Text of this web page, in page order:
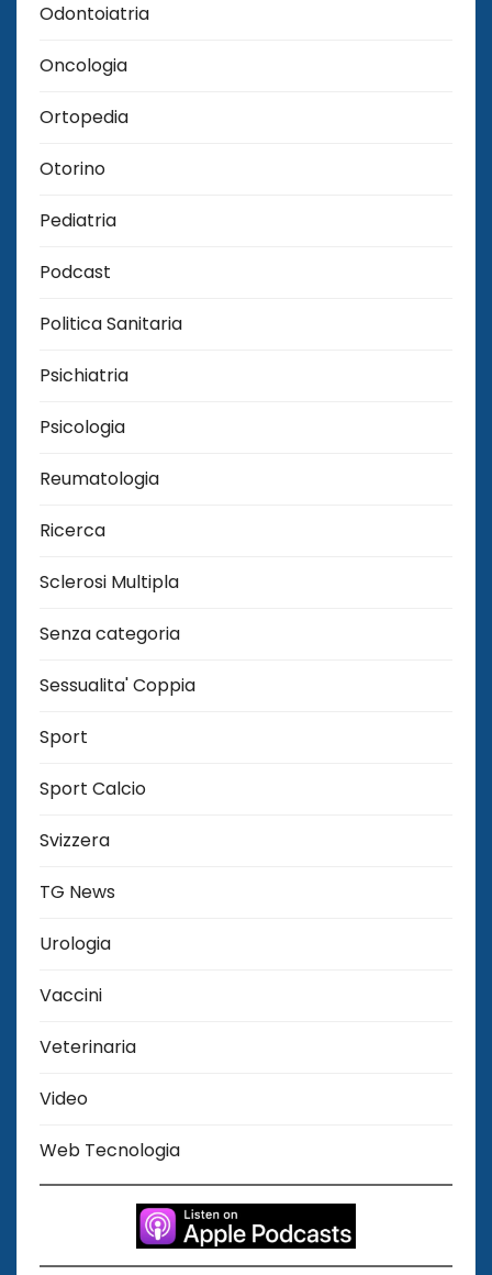
Odontoiatria
Oncologia
Ortopedia
Otorino
Pediatria
Podcast
Politica Sanitaria
Psichiatria
Psicologia
Reumatologia
Ricerca
Sclerosi Multipla
Senza categoria
Sessualita' Coppia
Sport
Sport Calcio
Svizzera
TG News
Urologia
Vaccini
Veterinaria
Video
Web Tecnologia